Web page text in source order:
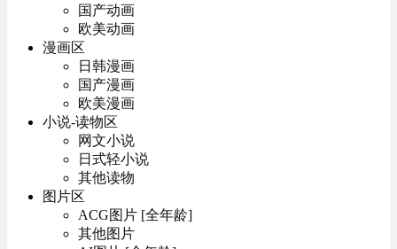
国产动画
欧美动画
漫画区
日韩漫画
国产漫画
欧美漫画
小说-读物区
网文小说
日式轻小说
其他读物
图片区
ACG图片 [全年龄]
其他图片